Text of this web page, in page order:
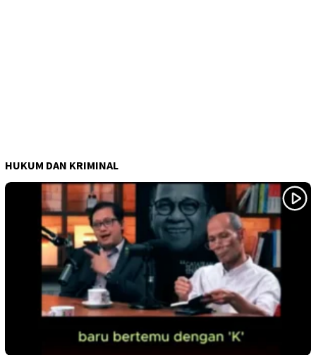
HUKUM DAN KRIMINAL